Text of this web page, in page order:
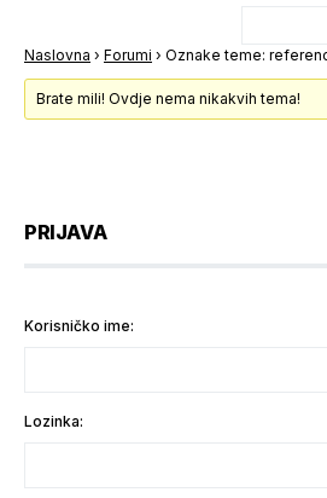
Naslovna › Forumi › Oznake teme:
Brate mili! Ovdje nema nikakvih tema!
PRIJAVA
Korisničko ime:
Lozinka: